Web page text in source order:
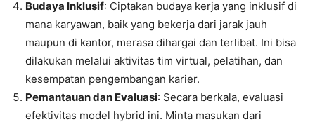
Budaya Inklusif: Ciptakan budaya kerja yang inklusif di
mana karyawan, baik yang bekerja dari jarak jauh
maupun di kantor, merasa dihargai dan terlibat. Ini bisa
dilakukan melalui aktivitas tim virtual, pelatihan, dan
kesempatan pengembangan karier.
Pemantauan dan Evaluasi: Secara berkala, evaluasi
efektivitas model hybrid ini. Minta masukan dari